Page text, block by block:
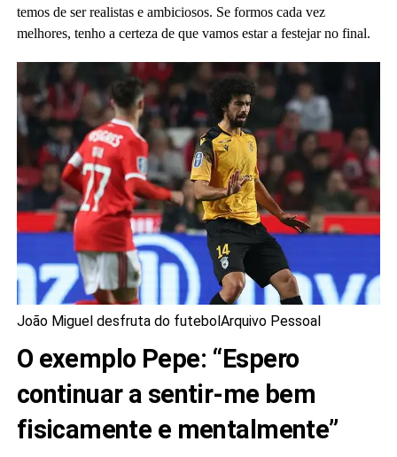
temos de ser realistas e ambiciosos. Se formos cada vez
melhores, tenho a certeza de que vamos estar a festejar no final.
João Miguel desfruta do futebolArquivo Pessoal
O exemplo Pepe: “Espero
continuar a sentir-me bem
fisicamente e mentalmente”